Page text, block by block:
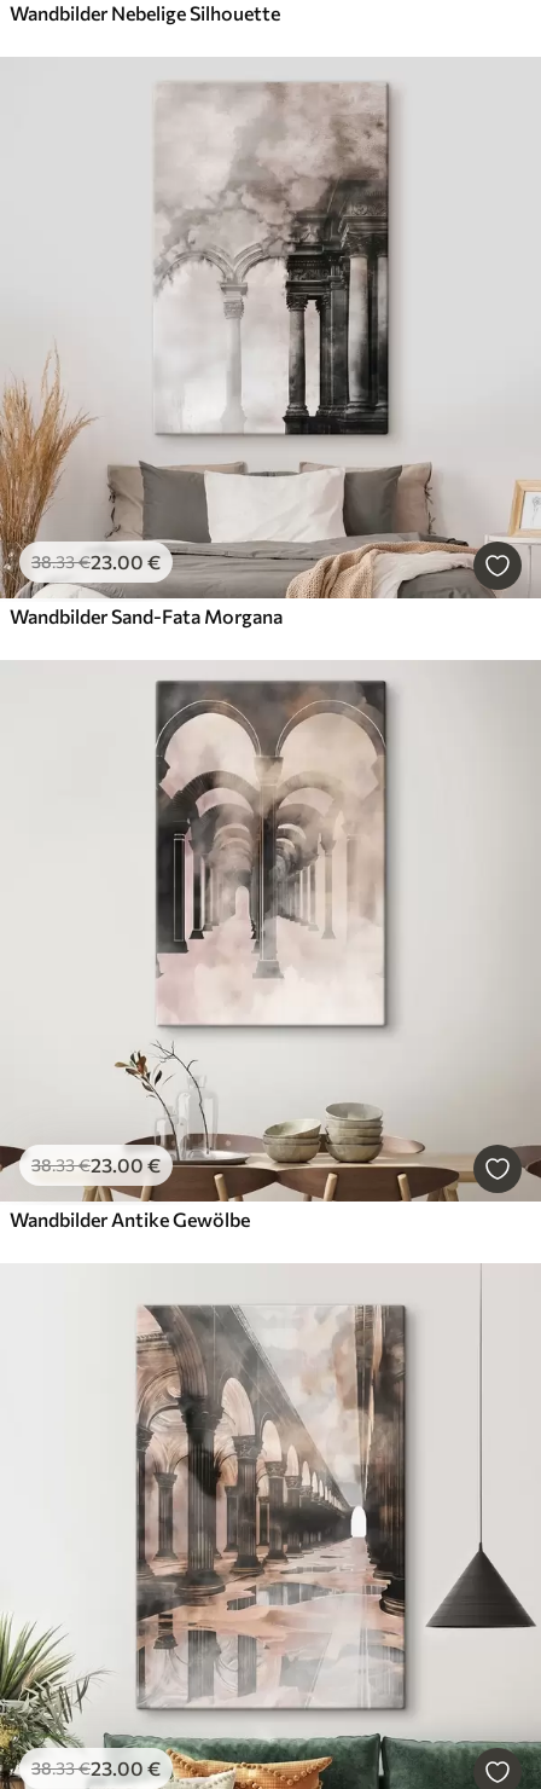
Wandbilder Nebelige Silhouette
38.33€23.00 €
Wandbilder Sand-Fata Morgana
38.33€23.00 €
Wandbilder Antike Gewölbe
38.33€23.00 €